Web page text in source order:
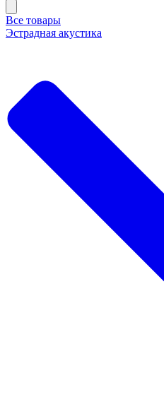
Все товары
Эстрадная акустика